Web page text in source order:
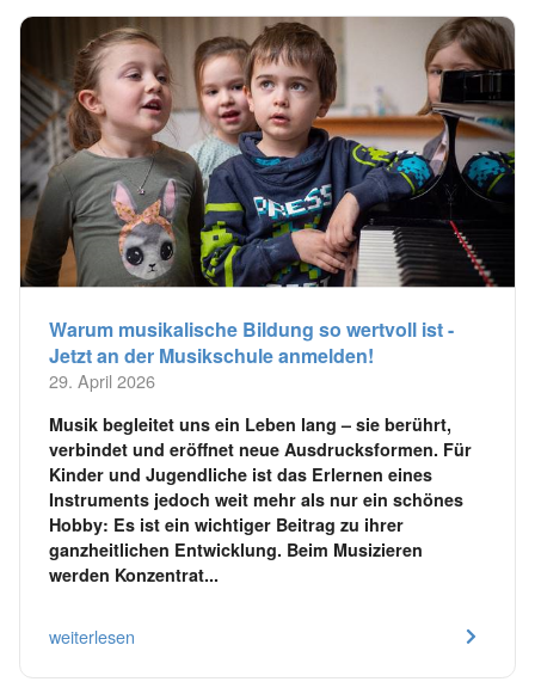
Warum musikalische Bildung so wertvoll ist -
Jetzt an der Musikschule anmelden!
29. April 2026
Musik begleitet uns ein Leben lang – sie berührt,
verbindet und eröffnet neue Ausdrucksformen. Für
Kinder und Jugendliche ist das Erlernen eines
Instruments jedoch weit mehr als nur ein schönes
Hobby: Es ist ein wichtiger Beitrag zu ihrer
ganzheitlichen Entwicklung. Beim Musizieren
werden Konzentrat...
weiterlesen